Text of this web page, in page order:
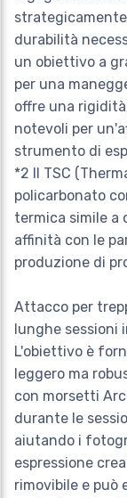
durabilità
un obiettivo a
per una
offre una
notevoli per
strumento di
*2 Il TSC
policarbonato
termica simile a
affinità con le
produzione di
Attacco per
lunghe sessioni
L'obiettivo è
leggero ma
con morsetti
durante le
aiutando i
espressione
rimovibile e può